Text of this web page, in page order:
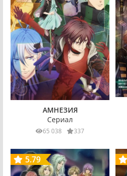
АМНЕЗИЯ
Сериал
65 038 337
5.79